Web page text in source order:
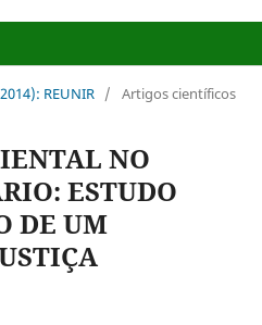
REUNIR / Artigos científicos
NO
ESTUDO
DE UM